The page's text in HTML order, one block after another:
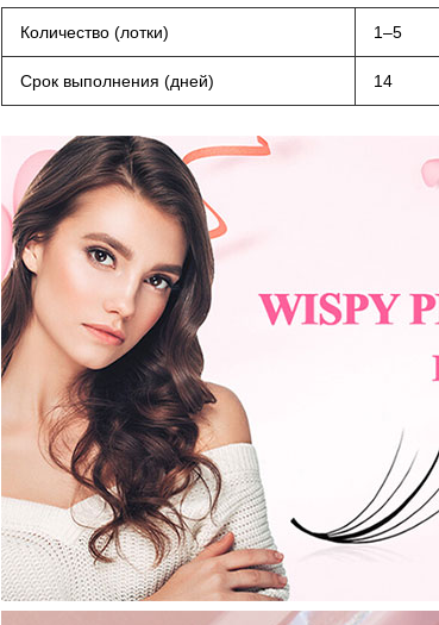
Количество (лотки) 1–5
Срок выполнения (дней) 14